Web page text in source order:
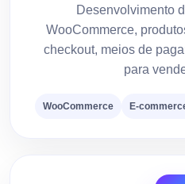
Desenvolvimento
WooCommerce,
checkout, meios de
para
WooCommerce E-